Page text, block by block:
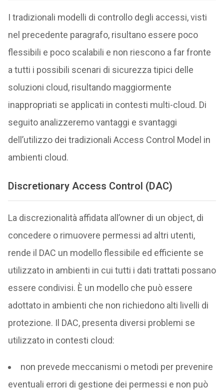
I tradizionali modelli di controllo degli accessi, visti
nel precedente paragrafo, risultano essere poco
flessibili e poco scalabili e non riescono a far fronte
a tutti i possibili scenari di sicurezza tipici delle
soluzioni cloud, risultando maggiormente
inappropriati se applicati in contesti multi-cloud. Di
seguito analizzeremo vantaggi e svantaggi
dell’utilizzo dei tradizionali Access Control Model in
ambienti cloud.
Discretionary Access Control (DAC)
La discrezionalità affidata all’owner di un object, di
concedere o rimuovere permessi ad altri utenti,
rende il DAC un modello flessibile ed efficiente se
utilizzato in ambienti in cui tutti i dati trattati possano
essere condivisi. È un modello che può essere
adottato in ambienti che non richiedono alti livelli di
protezione. Il DAC, presenta diversi problemi se
utilizzato in contesti cloud:
non prevede meccanismi o metodi per prevenire
eventuali errori di gestione dei permessi e non può